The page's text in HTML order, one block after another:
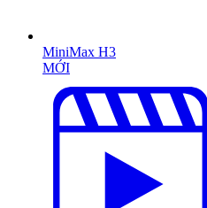
MiniMax H3
MỚI